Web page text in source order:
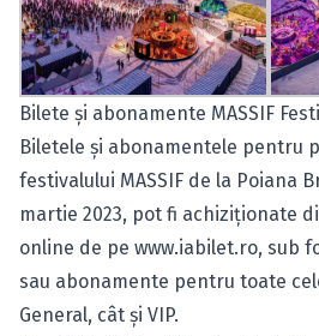
Bilete și abonamente MASSIF
Biletele și abonamentele pentru
festivalului MASSIF de la Poiana
martie 2023, pot fi achiziționate
online de pe www.iabilet.ro, sub
sau abonamente pentru toate
General, cât și VIP.